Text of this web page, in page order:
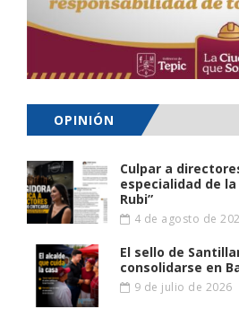
OPINIÓN
Culpar a
especialidad de
Rubi”
4 de agosto de
El sello de
consolidarse en
9 de julio de 2026